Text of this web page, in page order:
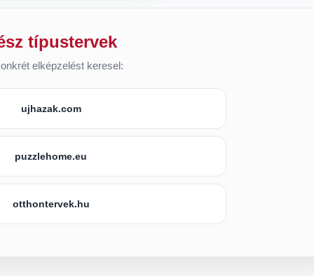
típustervek
elképzelést keresel:
ujhazak.com
puzzlehome.eu
otthontervek.hu